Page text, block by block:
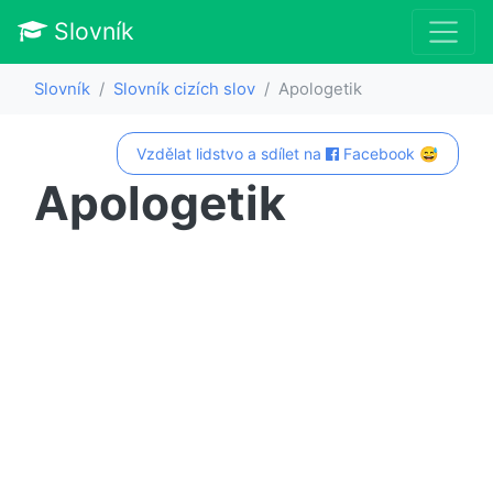
Slovník
Slovník Slovník cizích slov Apologetik
Vzdělat lidstvo a sdílet na Facebook 😅
Apologetik